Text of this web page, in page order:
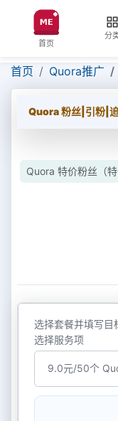
首页
分
首页 Quora推广
Quora 粉丝|引粉|
Quora 特价粉丝（特
选择套餐并填写目
选择服务项